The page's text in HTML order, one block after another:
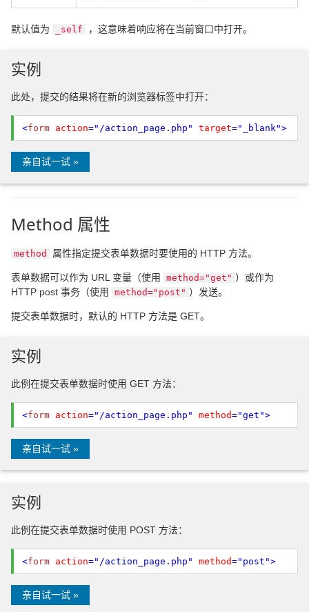
默认值为 _self ，这意味着响应将在当前窗口中打开。
实例
此处，提交的结果将在新的浏览器标签中打开：
<form action="/action_page.php" target="_blank">
亲自试一试 »
Method 属性
method 属性指定提交表单数据时要使用的 HTTP 方法。
表单数据可以作为 URL 变量（使用 method="get" ）或作为
HTTP post 事务（使用 method="post" ）发送。
提交表单数据时，默认的 HTTP 方法是 GET。
实例
此例在提交表单数据时使用 GET 方法：
<form action="/action_page.php" method="get">
亲自试一试 »
实例
此例在提交表单数据时使用 POST 方法：
<form action="/action_page.php" method="post">
亲自试一试 »